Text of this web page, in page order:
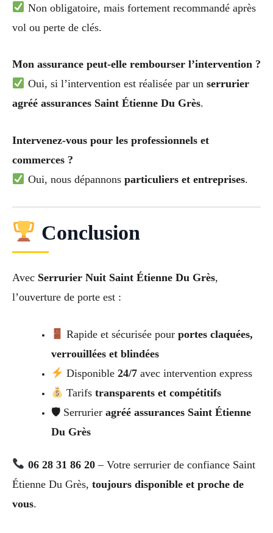
Non obligatoire, mais fortement recommandé après
vol ou perte de clés.
Mon assurance peut-elle rembourser l’intervention ?
Oui, si l’intervention est réalisée par un serrurier
agréé assurances Saint Étienne Du Grès.
Intervenez-vous pour les professionnels et
commerces ?
Oui, nous dépannons particuliers et entreprises.
Conclusion
Avec Serrurier Nuit Saint Étienne Du Grès,
l’ouverture de porte est :
Rapide et sécurisée pourportes claquées,
verrouillées et blindées
Disponible24/7 avec intervention express
Tarifstransparents et compétitifs
🛡 Serrurier agréé assurances Saint Étienne
Du Grès
06 28 31 86 20– Votre serrurier de confiance Saint
Étienne Du Grès, toujours disponible et proche de
vous.